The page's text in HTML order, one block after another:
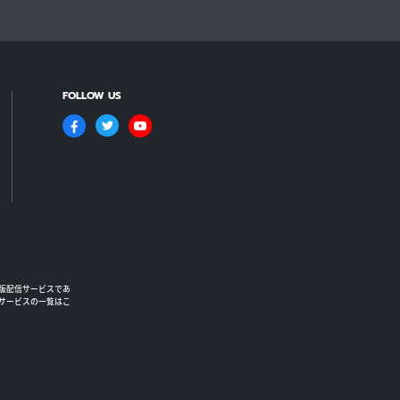
FOLLOW US
配信サービスであ
ービスの一覧はこ